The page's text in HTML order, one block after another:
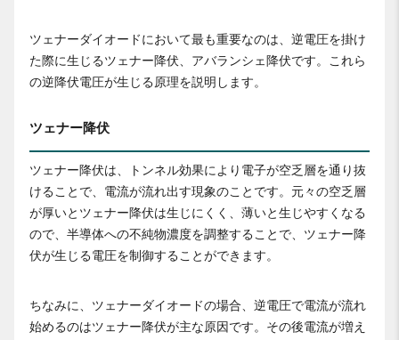
ツェナーダイオードにおいて最も重要なのは、逆電圧を掛け
た際に生じるツェナー降伏、アバランシェ降伏です。これら
の逆降伏電圧が生じる原理を説明します。
ツェナー降伏
ツェナー降伏は、トンネル効果により電子が空乏層を通り抜
けることで、電流が流れ出す現象のことです。元々の空乏層
が厚いとツェナー降伏は生じにくく、薄いと生じやすくなる
ので、半導体への不純物濃度を調整することで、ツェナー降
伏が生じる電圧を制御することができます。
ちなみに、ツェナーダイオードの場合、逆電圧で電流が流れ
始めるのはツェナー降伏が主な原因です。その後電流が増え